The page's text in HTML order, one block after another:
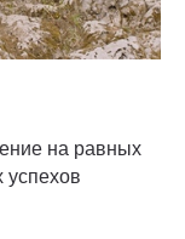
на равных
успехов